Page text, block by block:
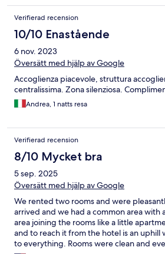
Verifierad recension
10/10 Enastående
6 nov. 2023
Översätt med hjälp av Google
Accoglienza piacevole, struttura
centralissima. Zona silenziosa.
Andrea, 1 natts resa
Verifierad recension
8/10 Mycket bra
5 sep. 2025
Översätt med hjälp av Google
We rented two rooms and were
arrived and we had a common area with
area joining the rooms like a little
and to reach it from the hotel is an uphill
to everything. Rooms were clean and